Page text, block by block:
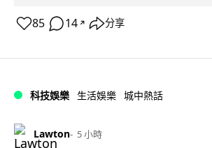
85 14 ↗ 分享
科技娛樂 生活娛樂 城中熱話
Lawton 5 小時